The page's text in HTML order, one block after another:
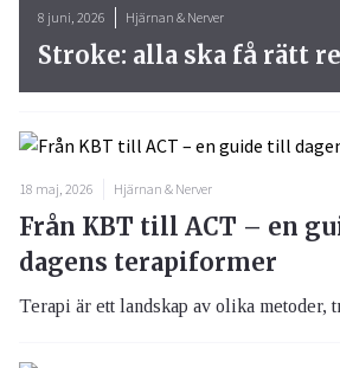
8 juni, 2026 Hjärnan & Nerver
Stroke: alla ska få rätt
18 maj, 2026 Hjärnan & Nerver
Från KBT till ACT – en
dagens terapiformer
Terapi är ett landskap av olika metoder,